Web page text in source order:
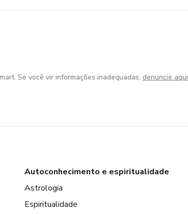
Se você vir informações inadequadas, denuncie aqui
Autoconhecimento e espiritualidade
Astrologia
Espiritualidade